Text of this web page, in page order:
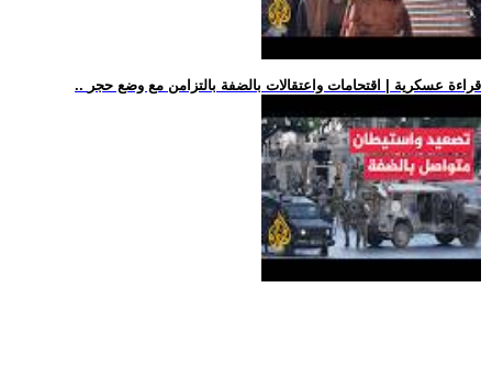
.. قراءة عسكرية | اقتحامات واعتقالات بالضفة بالتزامن مع وضع حجر